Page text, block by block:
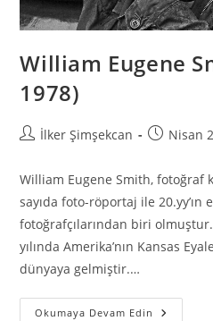
William Eugene
1978)
İlker Şimşekcan Nisan
William Eugene Smith, fotoğraf
sayıda foto-röportaj ile 20.yy’ın
fotoğrafçılarından biri
yılında Amerika’nın Kansas
dünyaya gelmiştir.…
Okumaya Devam Edin